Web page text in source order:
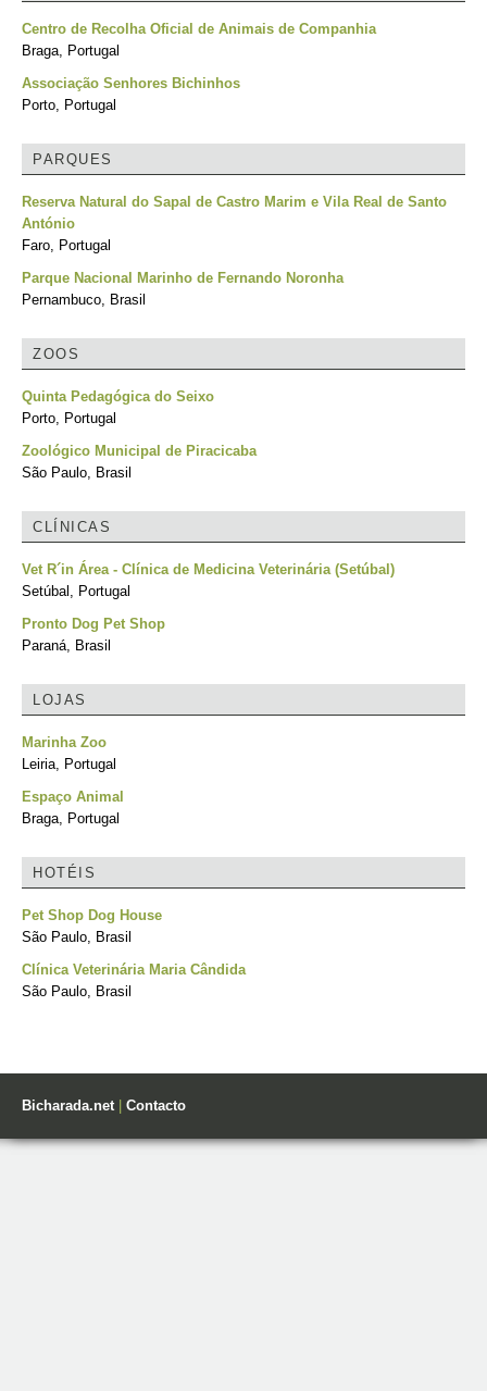
Centro de Recolha Oficial de Animais de Companhia
Braga, Portugal
Associação Senhores Bichinhos
Porto, Portugal
PARQUES
Reserva Natural do Sapal de Castro Marim e Vila Real de Santo
António
Faro, Portugal
Parque Nacional Marinho de Fernando Noronha
Pernambuco, Brasil
ZOOS
Quinta Pedagógica do Seixo
Porto, Portugal
Zoológico Municipal de Piracicaba
São Paulo, Brasil
CLÍNICAS
Vet R´in Área - Clínica de Medicina Veterinária (Setúbal)
Setúbal, Portugal
Pronto Dog Pet Shop
Paraná, Brasil
LOJAS
Marinha Zoo
Leiria, Portugal
Espaço Animal
Braga, Portugal
HOTÉIS
Pet Shop Dog House
São Paulo, Brasil
Clínica Veterinária Maria Cândida
São Paulo, Brasil
Bicharada.net| Contacto